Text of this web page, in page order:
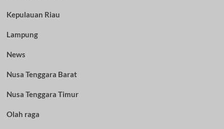
Kepulauan Riau
Lampung
News
Nusa Tenggara Barat
Nusa Tenggara Timur
Olah raga